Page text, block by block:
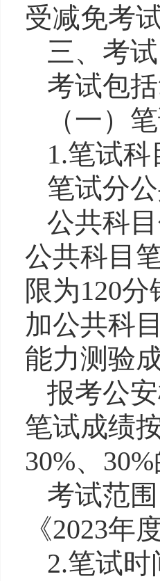
受减免考
三、考
考试包
（一）
1.笔试科
笔试分
公共科目
公共科目
限为120分
加公共科
能力测验
报考公
笔试成绩
30%、 30%
考试范
《2023年
2.笔试时